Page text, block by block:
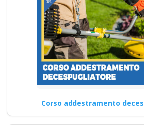
Corso addestramento